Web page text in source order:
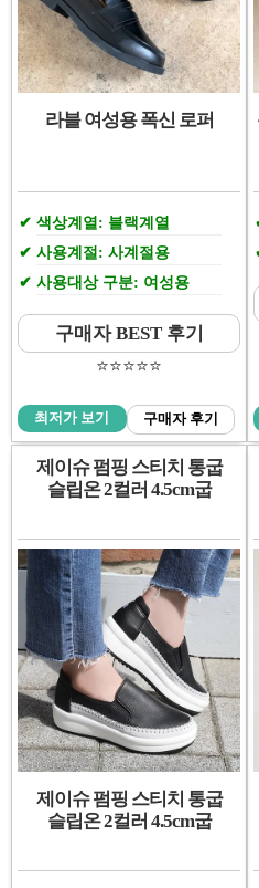
라블 여성용 폭신 로퍼
색상계열: 블랙계열
사용계절: 사계절용
사용대상 구분: 여성용
구매자 BEST 후기
⭐️⭐️⭐️⭐️⭐️
최저가 보기 구매자 후기
제이슈 펌핑 스티치 통굽
슬립온 2컬러 4.5cm굽
제이슈 펌핑 스티치 통굽
슬립온 2컬러 4.5cm굽